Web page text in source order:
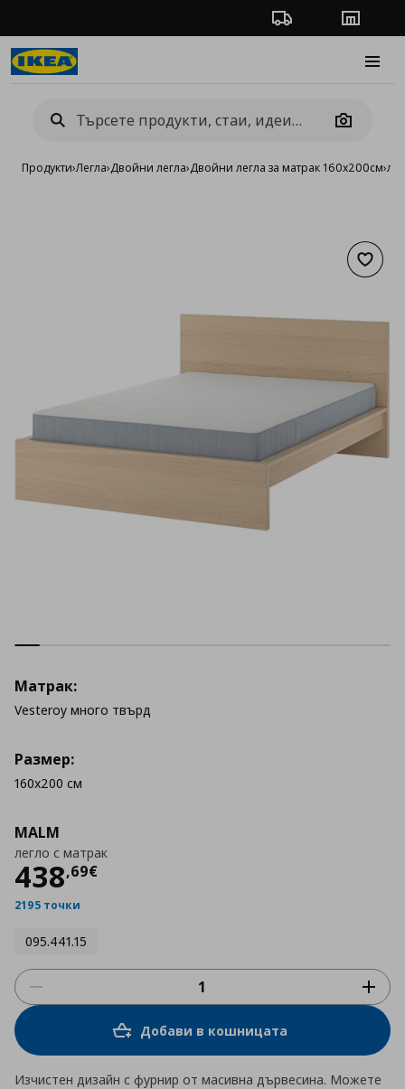
Проследяване на
Camera
Продукти›Легла›Двойни легла›Двойни легла за матрак 160x200см›
MALM
легло с матрак
438,69€
Цена438,69 €
2195 точки
095.441.15
Матрак:
Vesteroy много твърд
Размер:
160x200 см
Добави в кошницата
Изчистен дизайн с фурнир от масивна дървесина. Можете